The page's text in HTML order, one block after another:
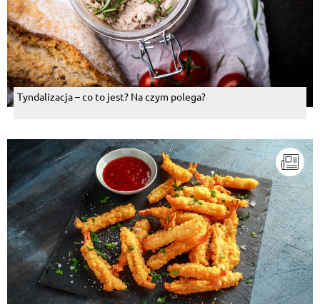
Tyndalizacja – co to jest? Na czym polega?